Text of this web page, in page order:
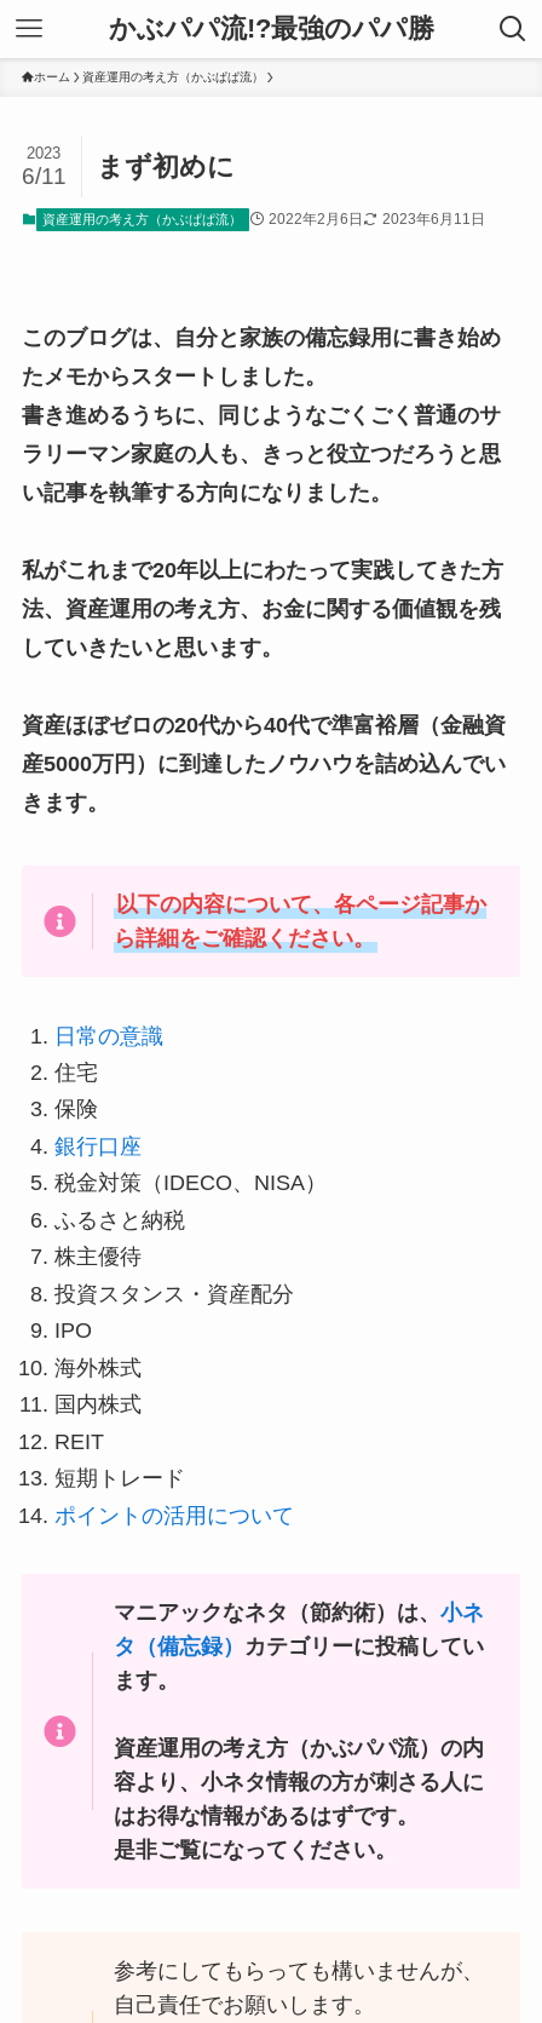
かぶパパ流!?最強のパパ勝
ホーム 資産運用の考え方（かぶぱぱ流）
まず初めに
2023
6/11
資産運用の考え方（かぶぱぱ流） 2022年2月6日 2023年6月11日
このブログは、自分と家族の備忘録用に書き始め
たメモからスタートしました。
書き進めるうちに、同じようなごくごく普通のサ
ラリーマン家庭の人も、きっと役立つだろうと思
い記事を執筆する方向になりました。
私がこれまで20年以上にわたって実践してきた方
法、資産運用の考え方、お金に関する価値観を残
していきたいと思います。
資産ほぼゼロの20代から40代で準富裕層（金融資
産5000万円）に到達したノウハウを詰め込んでい
きます。
以下の内容について、各ページ記事か
ら詳細をご確認ください。
日常の意識
住宅
保険
銀行口座
税金対策（IDECO、NISA）
ふるさと納税
株主優待
投資スタンス・資産配分
IPO
海外株式
国内株式
REIT
短期トレード
ポイントの活用について
マニアックなネタ（節約術）は、小ネ
タ（備忘録） カテゴリーに投稿してい
ます。
資産運用の考え方（かぶパパ流）の内
容より、小ネタ情報の方が刺さる人に
はお得な情報があるはずです。
是非ご覧になってください。
参考にしてもらっても構いませんが、
自己責任でお願いします。